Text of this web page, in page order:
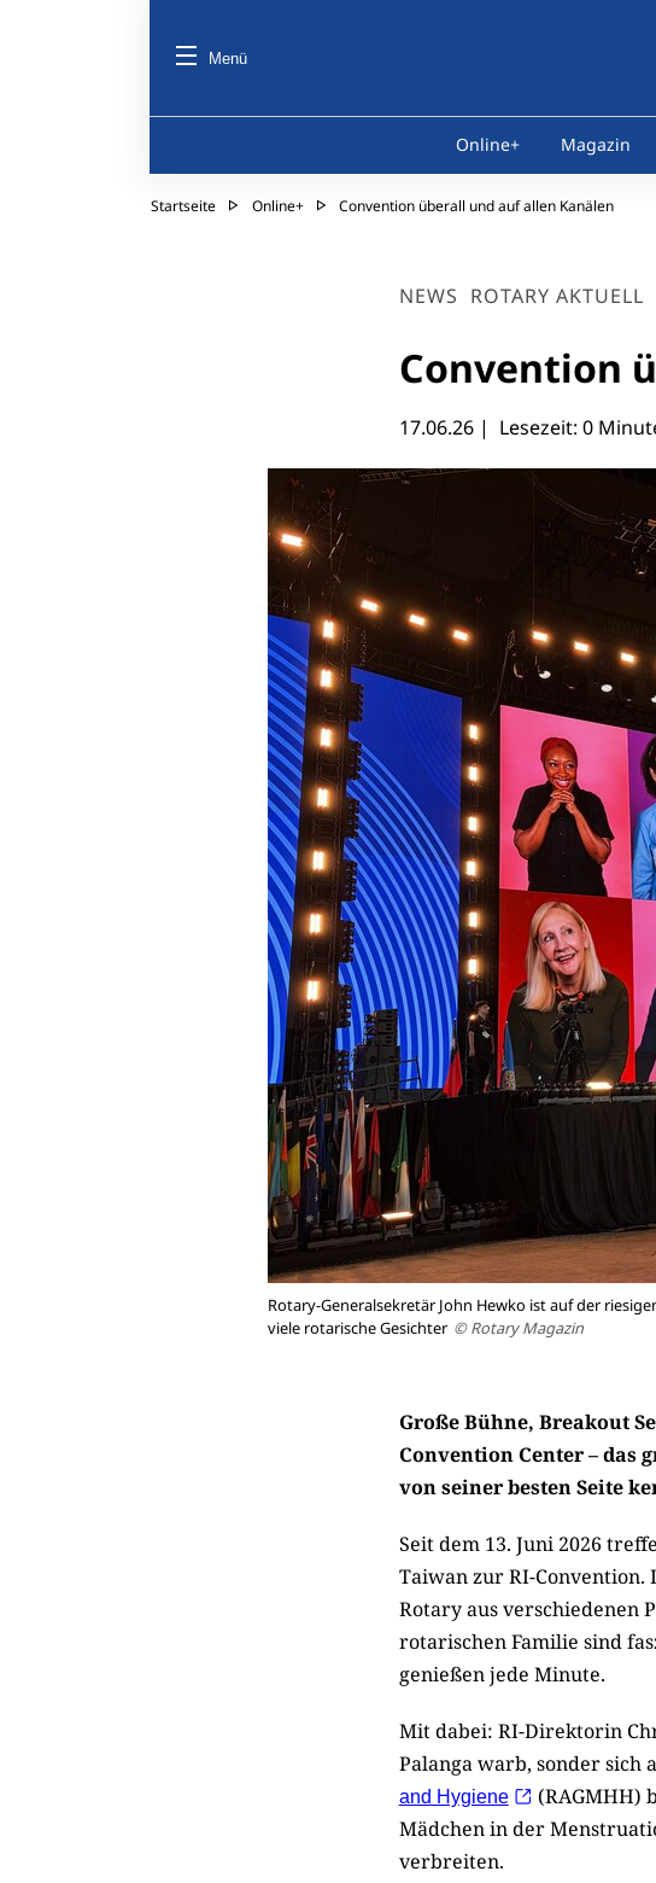
Menü
Online+ Magazin
Startseite Online+ Convention überall und auf allen Kanälen
NEWS ROTARY AKTUELL
Convention
17.06.26| Lesezeit: 0
Rotary-Generalsekretär John Hewko ist auf der
viele rotarische Gesichter © Rotary Magazin
Große Bühne, Breakout
Convention Center – das
von seiner besten Seite
Seit dem 13. Juni 2026
Taiwan zur RI-Convention.
Rotary aus verschiedenen
rotarischen Familie sind
genießen jede Minute.
Mit dabei: RI-Direktorin
Palanga warb, sonder sich
and Hygiene
(RAGMHH)
Mädchen in der
verbreiten.